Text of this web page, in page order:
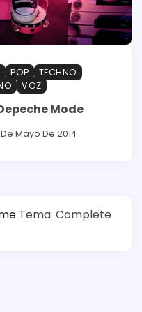
POP
TECHNO
VOZ
Mode
De Mayo De 2014
Tema: Complete